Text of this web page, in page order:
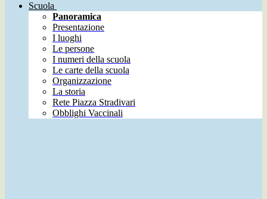
Scuola
Panoramica
Presentazione
I luoghi
Le persone
I numeri della scuola
Le carte della scuola
Organizzazione
La storia
Rete Piazza Stradivari
Obblighi Vaccinali